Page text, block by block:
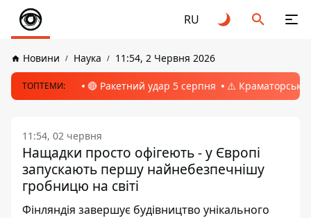
RU
Новини Наука 11:54, 2 Червня 2026
ТОПТЕМИ: 🔴 Ракетний удар 5 серпня ⚠️ Краматорськ,
11:54, 02 червня
Нащадки просто офігеють - у Європі
запускають першу найнебезпечнішу
гробницю на світі
Фінляндія завершує будівництво унікального